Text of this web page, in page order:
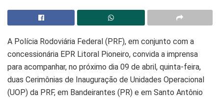
A Polícia Rodoviária Federal (PRF), em conjunto com a
concessionária EPR Litoral Pioneiro, convida a imprensa
para acompanhar, no próximo dia 09 de abril, quinta-feira,
duas Cerimônias de Inauguração de Unidades Operacional
(UOP) da PRF, em Bandeirantes (PR) e em Santo Antônio